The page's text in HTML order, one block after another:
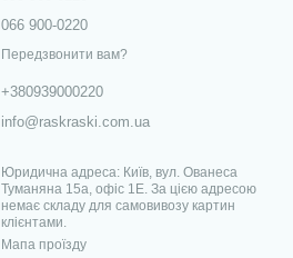
066 900-0220
Передзвонити вам?
+380939000220
info@raskraski.com.ua
Юридична адреса: Київ, вул. Ованеса
Туманяна 15а, офіс 1Е. За цією адресою
немає складу для самовивозу картин
клієнтами.
Мапа проїзду